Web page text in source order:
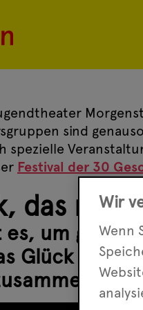
sind
spezielle
Festival der 30
das
um
Glück in
mit
Wir
Wenn